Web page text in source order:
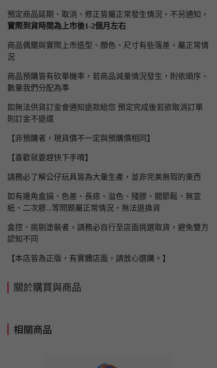
預定商品延期、取消、修正皆屬正常發生情況，不另通知，
實際到貨時間為上市後1-2個月左右
商品偶爾與實際上市造型、顏色、尺寸有些落差，屬正常情
況
商品預購皆有砍單機率，若商品減量情況發生，則依順序、
數量我們分配為準
如無法供貨訂金會通知退款給您 預定完成後若欲取消訂單
則訂金不退還
【非預購者，現貨價不一定與預購價相同】
【喜歡就要趕快下手唷】
請務必了解公仔玩具皆為大量生產，並非完美無瑕的東西
如有邊角盒損、色差、長痣、溢色、殘膠、關節鬆、無宣
紙、二次膠...等問題屬正常情況，無法退換貨
盒控、挑剔塗裝者，請務必自行至店面挑選取貨，避免雙方
認知不同
【本店皆為正版，有實體店面，請放心選購。】
關於購買與商品
相關商品